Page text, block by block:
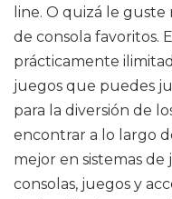
line. O quizá le
de consola favoritos.
prácticamente
juegos que puedes
para la diversión de
encontrar a lo largo
mejor en sistemas de
consolas, juegos y